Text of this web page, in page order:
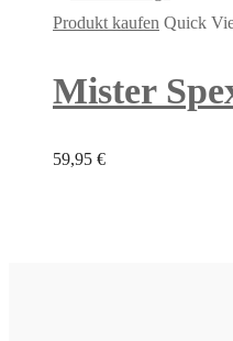
Produkt kaufen Quick
Mister
59,95 €